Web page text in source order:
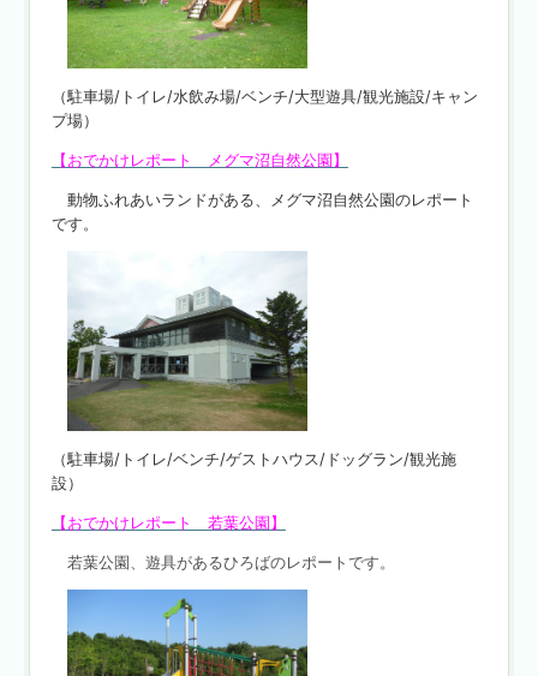
（駐車場/トイレ/水飲み場/ベンチ/大型遊具/観光施設/キャン
プ場）
【おでかけレポート メグマ沼自然公園】
動物ふれあいランドがある、メグマ沼自然公園のレポート
です。
（駐車場/トイレ/ベンチ/ゲストハウス/ドッグラン/観光施
設）
【おでかけレポート 若葉公園】
若葉公園、遊具があるひろばのレポートです。